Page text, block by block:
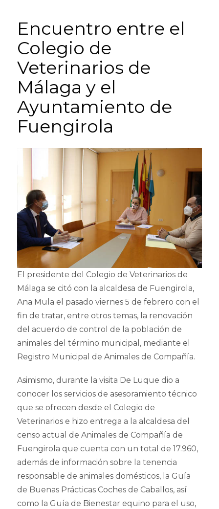
Encuentro entre el
Colegio de
Veterinarios de
Málaga y el
Ayuntamiento de
Fuengirola
El presidente del Colegio de Veterinarios de
Málaga se citó con la alcaldesa de Fuengirola,
Ana Mula el pasado viernes 5 de febrero con el
fin de tratar, entre otros temas, la renovación
del acuerdo de control de la población de
animales del término municipal, mediante el
Registro Municipal de Animales de Compañía.
Asimismo, durante la visita De Luque dio a
conocer los servicios de asesoramiento técnico
que se ofrecen desde el Colegio de
Veterinarios e hizo entrega a la alcaldesa del
censo actual de Animales de Compañía de
Fuengirola que cuenta con un total de 17.960,
además de información sobre la tenencia
responsable de animales domésticos, la Guía
de Buenas Prácticas Coches de Caballos, así
como la Guía de Bienestar equino para el uso,